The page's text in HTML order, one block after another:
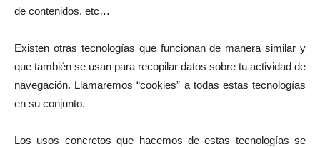
de contenidos, etc…
Existen otras tecnologías que funcionan de manera similar y
que también se usan para recopilar datos sobre tu actividad de
navegación. Llamaremos “cookies” a todas estas tecnologías
en su conjunto.
Los usos concretos que hacemos de estas tecnologías se